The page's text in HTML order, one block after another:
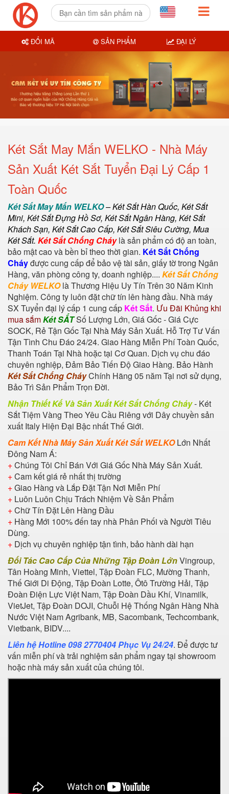
Két Sắt May Mắn WELKO - Nhà Máy
Sản Xuất Két Sắt Tuyển Đại Lý Cấp 1
Toàn Quốc
Két Sắt May Mắn WELKO–Két Sắt Hàn Quốc, Két Sắt
Mini, Két Sắt Đựng Hồ Sơ, Két Sắt Ngân Hàng, Két Sắt
Khách Sạn, Két Sắt Cao Cấp, Két Sắt Siêu Cường, Mua
Két Sắt. Két Sắt Chống Cháylà sản phẩm có độ an toàn,
bảo mật cao và bền bỉ theo thời gian. Két Sắt Chống
Cháyđược cung cấp để bảo vệ tài sản, giấy tờ trong Ngân
Hàng, văn phòng công ty, doanh nghiệp.... Két Sắt Chống
Cháy WELKOlà Thương Hiệu Uy Tín Trên 30 Năm Kinh
Nghiệm. Công ty luôn đặt chữ tín lên hàng đầu. Nhà máy
SX Tuyển đại lý cấp 1 cung cấp Két Sắt. Ưu Đãi Khủng khi
mua sắmKét SẮTSố Lượng Lớn, Giá Gốc - Giá Cực
SOCK, Rẻ Tận Gốc Tại Nhà Máy Sản Xuất. Hỗ Trợ Tư Vấn
Tận Tình Chu Đáo 24/24. Giao Hàng Miễn Phí Toàn Quốc,
Thanh Toán Tại Nhà hoặc tại Cơ Quan. Dịch vụ chu đáo
chuyên nghiệp, Đảm Bảo Tiến Độ Giao Hàng. Bảo Hành
Két Sắt Chống CháyChính Hãng 05 năm Tại nơi sử dụng,
Bảo Trì Sản Phẩm Trọn Đời.
Nhận Thiết Kế Và Sản Xuất Két Sắt Chống Cháy- Két
Sắt Tiệm Vàng Theo Yêu Cầu Riêng với Dây chuyền sản
xuất Italy Hiện Đại Bậc nhất Thế Giới.
Cam Kết Nhà Máy Sản Xuất Két Sắt WELKOLớn Nhất
Đông Nam Á:
+Chúng Tôi Chỉ Bán Với Giá Gốc Nhà Máy Sản Xuất.
+Cam kết giá rẻ nhất thị trường
+Giao Hàng và Lắp Đặt Tận Nơi Miễn Phí
+ Luôn Luôn Chịu Trách Nhiệm Về Sản Phẩm
+Chữ Tín Đặt Lên Hàng Đầu
+ Hàng Mới 100% đến tay nhà Phân Phối và Người Tiêu
Dùng.
+ Dịch vụ chuyên nghiệp tận tình, bảo hành dài hạn
Đối Tác Cao Cấp Của Những Tập Đoàn LớnVingroup,
Tân Hoàng Minh, Viettel, Tập Đoàn FLC, Mường Thanh,
Thế Giới Di Động, Tập Đoàn Lotte, Ôtô Trường Hải, Tập
Đoàn Điện Lực Việt Nam, Tập Đoàn Dầu Khí, Vinamilk,
VietJet, Tập Đoàn DOJI, Chuỗi Hệ Thống Ngân Hàng Nhà
Nước Việt Nam Agribank, MB, Sacombank, Techcombank,
Vietbank, BIDV....
Liên hệ Hotline 098 2770404 Phục Vụ 24/24. Để được tư
vấn miễn phí và trải nghiệm sản phẩm ngay tại showroom
hoặc nhà máy sản xuất của chúng tôi.
ĐỔI MÃ SẢN PHẨM ĐẠI LÝ